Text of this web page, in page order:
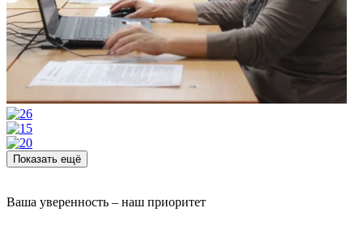
Показать ещё
Ваша уверенность – наш приоритет